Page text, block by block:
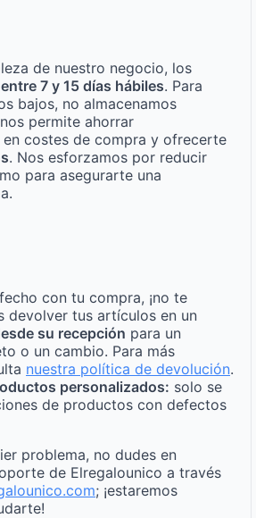
de nuestro negocio, los
entre 7 y 15 días hábiles. Para
bajos, no almacenamos
permite ahorrar
costes de compra y ofrecerte
. Nos esforzamos por reducir
para asegurarte una
con tu compra, ¡no te
devolver tus artículos en un
su recepción para un
o un cambio. Para más
nuestra política de devolución.
personalizados: solo se
de productos con defectos
problema, no dudes en
de Elregalounico a través
; ¡estaremos